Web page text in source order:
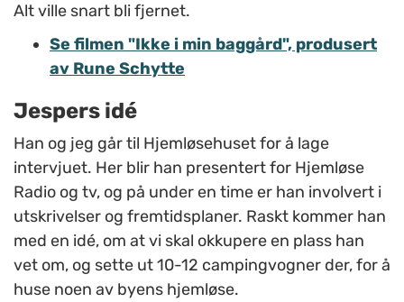
Alt ville snart bli fjernet.
Se filmen "Ikke i min baggård", produsert
av Rune Schytte
Jespers idé
Han og jeg går til Hjemløsehuset for å lage
intervjuet. Her blir han presentert for Hjemløse
Radio og tv, og på under en time er han involvert i
utskrivelser og fremtidsplaner. Raskt kommer han
med en idé, om at vi skal okkupere en plass han
vet om, og sette ut 10-12 campingvogner der, for å
huse noen av byens hjemløse.